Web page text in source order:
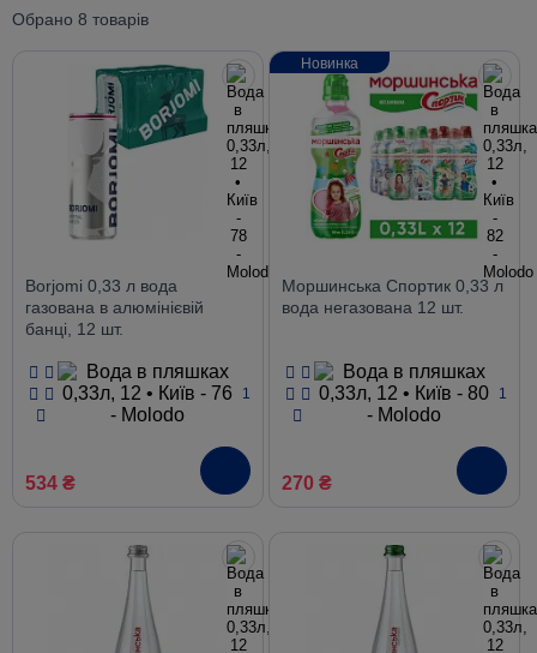
Обрано 8 товарів
Borjomi 0,33 л вода
газована в алюмінієвій
банці, 12 шт.
1
534 ₴
Моршинська Спортик 0,33 л
вода негазована 12 шт.
1
270 ₴
Новинка